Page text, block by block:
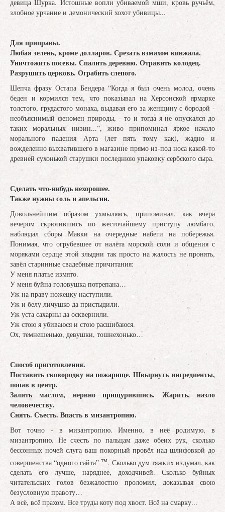
девица Шурка. Истошные вопли убиваемой мши, кровь ручьём,
злобное урчание и демонический хохот убивицы...
Для приправы.
Любая зелень, кроме долларов. Срезать взмахом кинжала.
Уничтожить посевы. Спалить деревню. Отравить колодец.
Разрушить церковь. Ограбить слепого.
Шепча фразу Остапа Бендера “Когда я был очень молод, очень
беден и кормился тем, что показывал на Херсонской ярмарке
толстого, грудастого монаха, выдавая его за женщину с бородой -
необъяснимый феномен природы, - то и тогда я не опускался до
таких моральных низин...”, живо припоминал яркое начало
морального падения Арта (лет пять тому как), жадно и
вожделенно выхватившего в магазине прямо из-под носа какой-то
древней сухонькой старушки последнюю упаковку сербского сыра.
Сделать что-нибудь нехорошее.
Также нужны соль и апельсин.
Довольнейшим образом ухмыляясь, припоминал, как вчера
вечером скрючившись по жесточайшему приступу люмбаго,
наблюдал сборы Мавки на очередные набеги на побережья.
Понимая, что огрубевшее от налёта морской соли и общения с
моряками сердце этой злыдни так просто на жалость не пронять,
завёл старинные свадебные причитания:
У меня платье измято.
У меня буйна головушка потрепана…
Уж на праву ножецку наступили.
Уж и белу личушко да пристыдили.
Уж уста сахарны да осквернили.
Уж стою я убиваюся и стою расшибаюся.
Ох, темнешенько, девушки, тошнехонько…
Способ приготовления.
Поставить сковородку на пожарище. Швырнуть ингредиенты,
попав в центр.
Залить маслом, нервно прищурившись. Жарить, назло
человечеству.
Снять. Съесть. Впасть в мизантропию.
Вот точно - в мизантропию. Именно, в неё родимую, в
мизантропию. Не счесть по пальцам даже обеих рук, сколько
бессонных ночей слуга ваш покорный провёл над шлифовкой до
совершенства “одного сайта”тм. Сколько дум тяжких издумал, как
сделать его лучше, наряднее, доходчивей. Сколько буйных
читательских голов безжалостно проломил, доказывая свою
безусловную правоту…
А всё, всё прахом. Все труды коту под хвост. Всё на смарку...